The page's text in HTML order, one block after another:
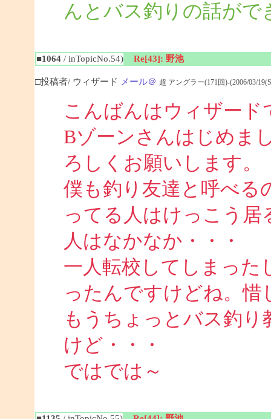
んとバス釣りの話がで
■1064/ inTopicNo.54) Re[43]: 野池
□投稿者/ ウィザード メール＠ 超 アングラー(171回)-(2006/03/
こんばんはウィザード
Bゾーンさんはじめま
ろしくお願いします。
僕も釣り友達と呼べる
ってる人はけっこう
人はなかなか・・・
一人転校してしまった
ったんですけどね。惜
もうちょっとバス釣
けど・・・
ではでは～